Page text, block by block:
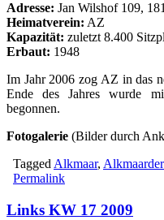
Adresse: Jan Wilshof 109,
Heimatverein: AZ
Kapazität: zuletzt 8.400
Erbaut: 1948
Im Jahr 2006 zog AZ in das
Ende des Jahres wurde
begonnen.
Fotogalerie (Bilder durch
Tagged Alkmaar,
Permalink
Links KW 17 2009